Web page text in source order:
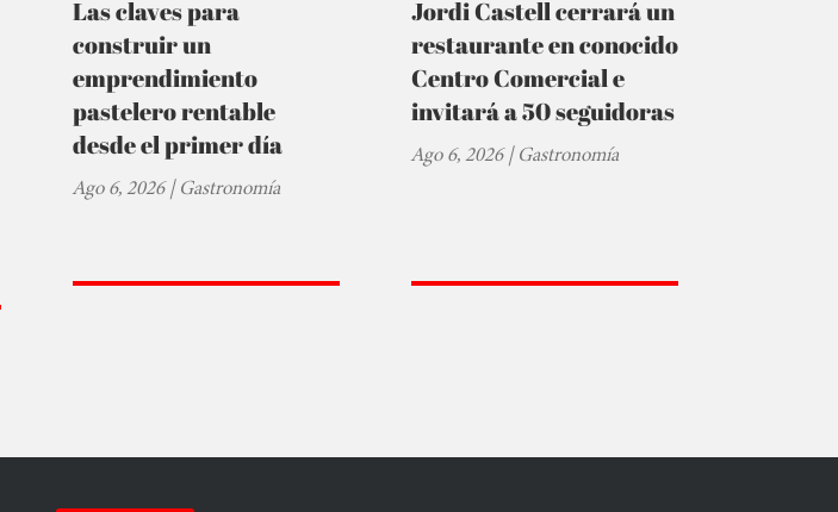
Las claves para
construir un
emprendimiento
pastelero rentable
desde el primer día
Ago 6, 2026|Gastronomía
Jordi Castell cerrará un
restaurante en conocido
Centro Comercial e
invitará a 50 seguidoras
Ago 6, 2026|Gastronomía